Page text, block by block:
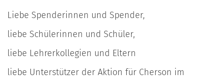
Liebe Spenderinnen und Spender,
liebe Schülerinnen und Schüler,
liebe Lehrerkollegien und Eltern
liebe Unterstützer der Aktion für Cherson im